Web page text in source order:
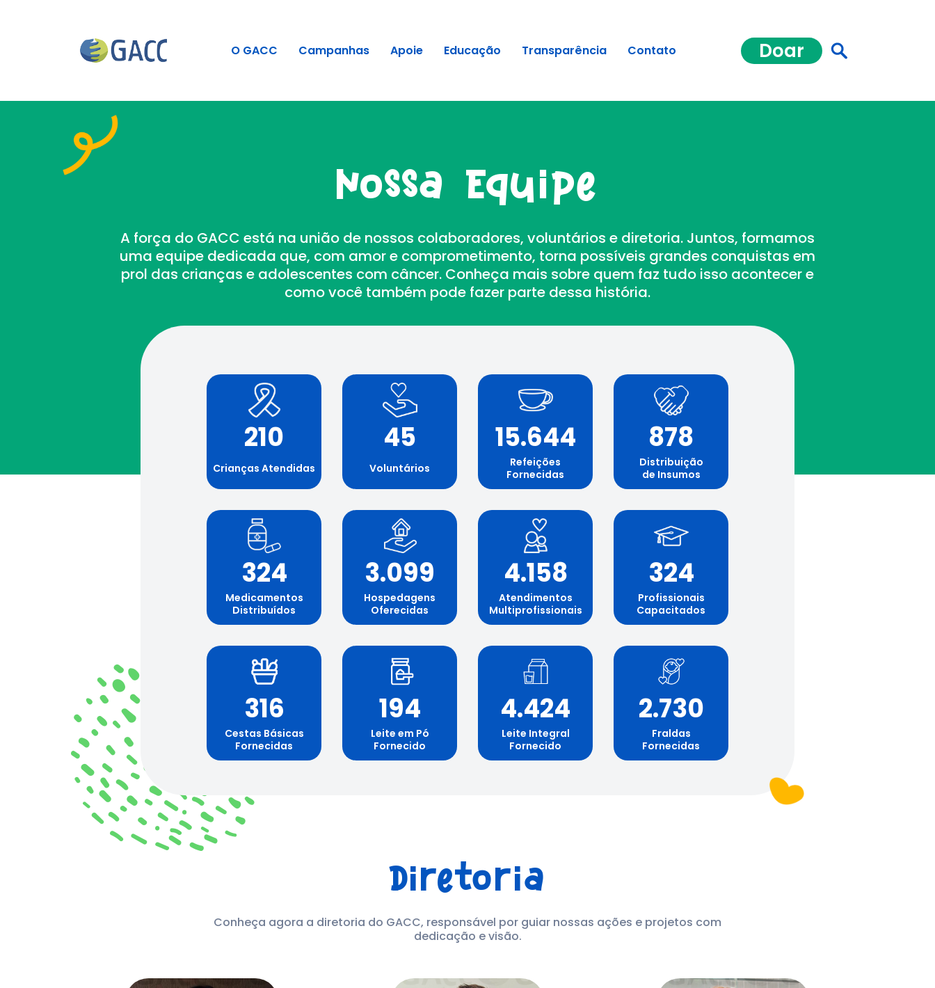
O GACC Campanhas Apoie Educação Transparência Contato Doar
Nossa Equipe
A força do GACC está na união de nossos colaboradores, voluntários e diretoria. Juntos, formamos
uma equipe dedicada que, com amor e comprometimento, torna possíveis grandes conquistas em
prol das crianças e adolescentes com câncer. Conheça mais sobre quem faz tudo isso acontecer e
como você também pode fazer parte dessa história.
210
Crianças Atendidas
45
Voluntários
15.644
Refeições
Fornecidas
878
Distribuição
de Insumos
324
Medicamentos
Distribuídos
3.099
Hospedagens
Oferecidas
4.158
Atendimentos
Multiprofissionais
324
Profissionais
Capacitados
316
Cestas Básicas
Fornecidas
194
Leite em Pó
Fornecido
4.424
Leite Integral
Fornecido
2.730
Fraldas
Fornecidas
Diretoria
Conheça agora a diretoria do GACC, responsável por guiar nossas ações e projetos com
dedicação e visão.